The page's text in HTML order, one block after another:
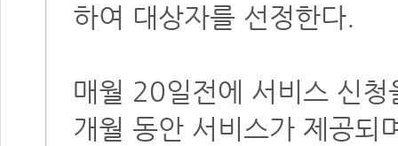
하여 대상자를 선정한다.
매월 20일전에 서비스 신
개월 동안 서비스가 제공되